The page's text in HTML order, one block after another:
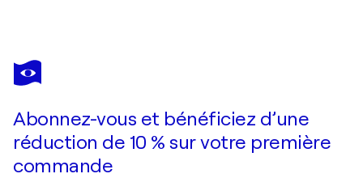
Abonnez-vous et bénéficiez d’une
réduction de 10 % sur votre première
commande